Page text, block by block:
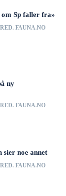
Sp faller fra»
FAUNA.NO
ny
FAUNA.NO
sier noe annet
FAUNA.NO